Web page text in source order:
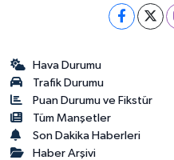
Hava Durumu
Trafik Durumu
Puan Durumu ve Fikstür
Tüm Manşetler
Son Dakika Haberleri
Haber Arşivi